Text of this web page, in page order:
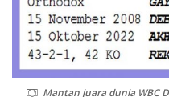
Mantan juara dunia WBC